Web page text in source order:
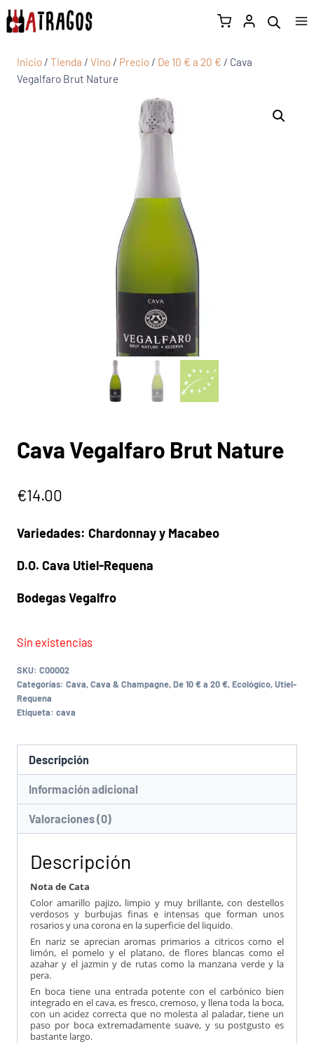
Inicio / Tienda / Vino / Precio / De 10 € a 20 € / Cava
Vegalfaro Brut Nature
Cava Vegalfaro Brut Nature
€14.00
Variedades: Chardonnay y Macabeo
D.O. Cava Utiel-Requena
Bodegas Vegalfro
Sin existencias
SKU: C00002
Categorías: Cava,Cava & Champagne,De 10 € a 20 €,Ecológico,Utiel-
Requena
Etiqueta: cava
Descripción
Información adicional
Valoraciones (0)
Descripción
Nota de Cata
Color amarillo pajizo, limpio y muy brillante, con destellos
verdosos y burbujas finas e intensas que forman unos
rosarios y una corona en la superficie del liquido.
En nariz se aprecian aromas primarios a citricos como el
limón, el pomelo y el platano, de flores blancas como el
azahar y el jazmin y de rutas como la manzana verde y la
pera.
En boca tiene una entrada potente con el carbónico bien
integrado en el cava, es fresco, cremoso, y llena toda la boca,
con un acidez correcta que no molesta al paladar, tiene un
paso por boca extremadamente suave, y su postgusto es
bastante largo.